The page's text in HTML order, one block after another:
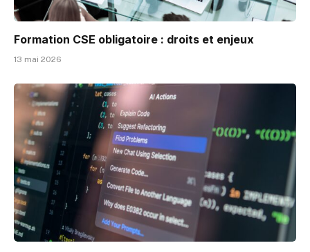
Formation CSE obligatoire : droits et enjeux
13 mai 2026